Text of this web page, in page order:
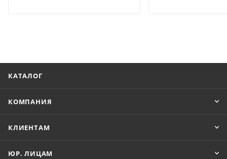
КАТАЛОГ
КОМПАНИЯ
КЛИЕНТАМ
ЮР. ЛИЦАМ